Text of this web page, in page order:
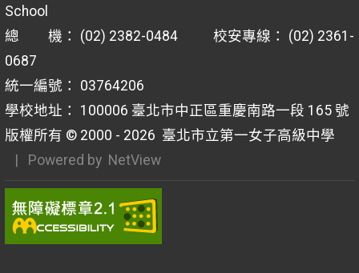
School
總 機： (02) 2382-0484 校安專線： (02) 2361-
0687
統一編號： 03764206
學校地址： 100006 臺北市中正區重慶南路一段 165 號
版權所有 © 2000 - 2026 臺北市立第一女子高級中學
| Powered by NetView